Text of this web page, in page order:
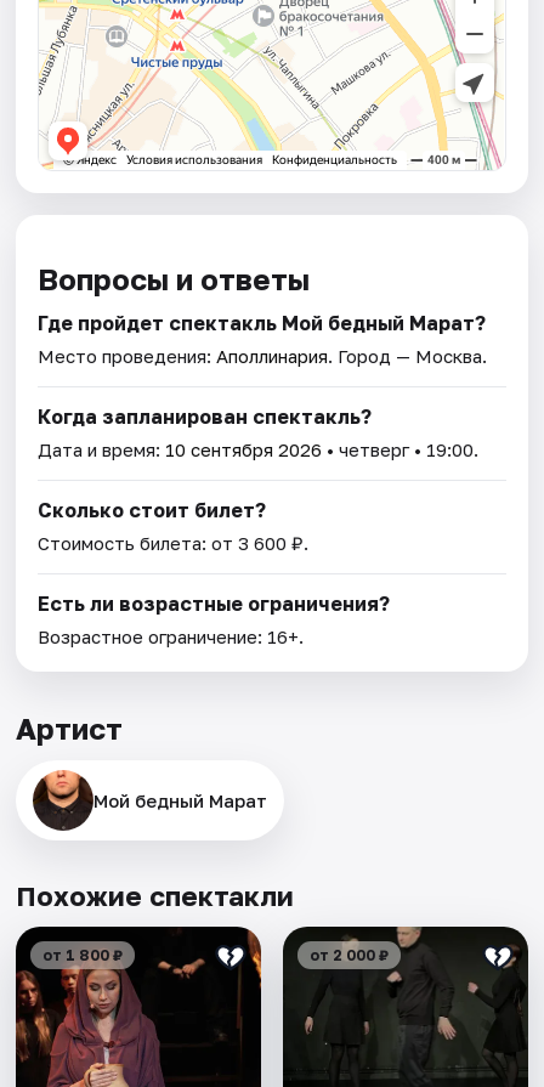
Вопросы и ответы
Где пройдет спектакль Мой бедный Марат?
Место проведения:Аполлинария. Город — Москва.
Когда запланирован спектакль?
Дата и время: 10 сентября 2026 • четверг • 19:00.
Сколько стоит билет?
Стоимость билета: от 3 600 ₽.
Есть ли возрастные ограничения?
Возрастное ограничение: 16+.
Артист
Мой бедный Марат
Похожие спектакли
от 1 800 ₽ от 2 000 ₽